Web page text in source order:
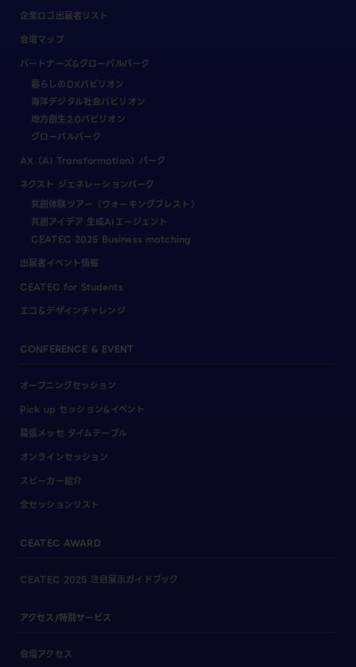
企業ロゴ出展者リスト
会場マップ
パートナーズ&グローバルパーク
暮らしのDXパビリオン
海洋デジタル社会パビリオン
地方創生2.0パビリオン
グローバルパーク
AX（AI Transformation）パーク
ネクスト ジェネレーションパーク
共創体験ツアー（ウォーキングブレスト）
共創アイデア 生成AIエージェント
CEATEC 2025 Business matching
出展者イベント情報
CEATEC for Students
エコ＆デザインチャレンジ
CONFERENCE & EVENT
オープニングセッション
Pick up セッション&イベント
幕張メッセ タイムテーブル
オンラインセッション
スピーカー紹介
全セッションリスト
CEATEC AWARD
CEATEC 2025 注目展示ガイドブック
アクセス/特別サービス
会場アクセス